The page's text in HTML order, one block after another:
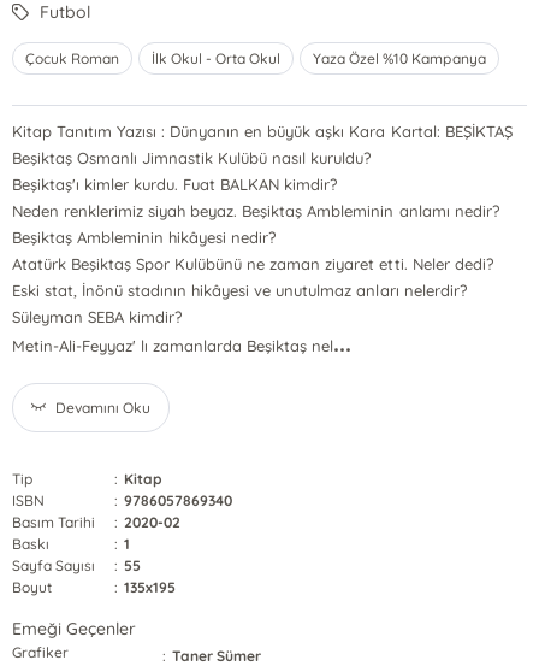
Futbol
Çocuk Roman İlk Okul - Orta Okul Yaza Özel %10 Kampanya
Kitap Tanıtım Yazısı : Dünyanın en büyük aşkı Kara Kartal: BEŞİKTAŞ
Beşiktaş Osmanlı Jimnastik Kulübü nasıl kuruldu?
Beşiktaş'ı kimler kurdu. Fuat BALKAN kimdir?
Neden renklerimiz siyah beyaz. Beşiktaş Ambleminin anlamı nedir?
Beşiktaş Ambleminin hikâyesi nedir?
Atatürk Beşiktaş Spor Kulübünü ne zaman ziyaret etti. Neler dedi?
Eski stat, İnönü stadının hikâyesi ve unutulmaz anları nelerdir?
Süleyman SEBA kimdir?
Metin-Ali-Feyyaz' lı zamanlarda Beşiktaş nel...
Devamını Oku
Tip : Kitap
ISBN
: 9786057869340
Basım Tarihi
: 2020-02
Baskı
: 1
Sayfa Sayısı
: 55
Boyut
: 135x195
Emeği Geçenler
Grafiker : Taner Sümer